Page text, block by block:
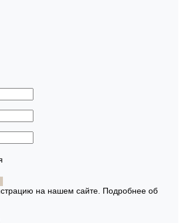
на нашем сайте. Подробнее об